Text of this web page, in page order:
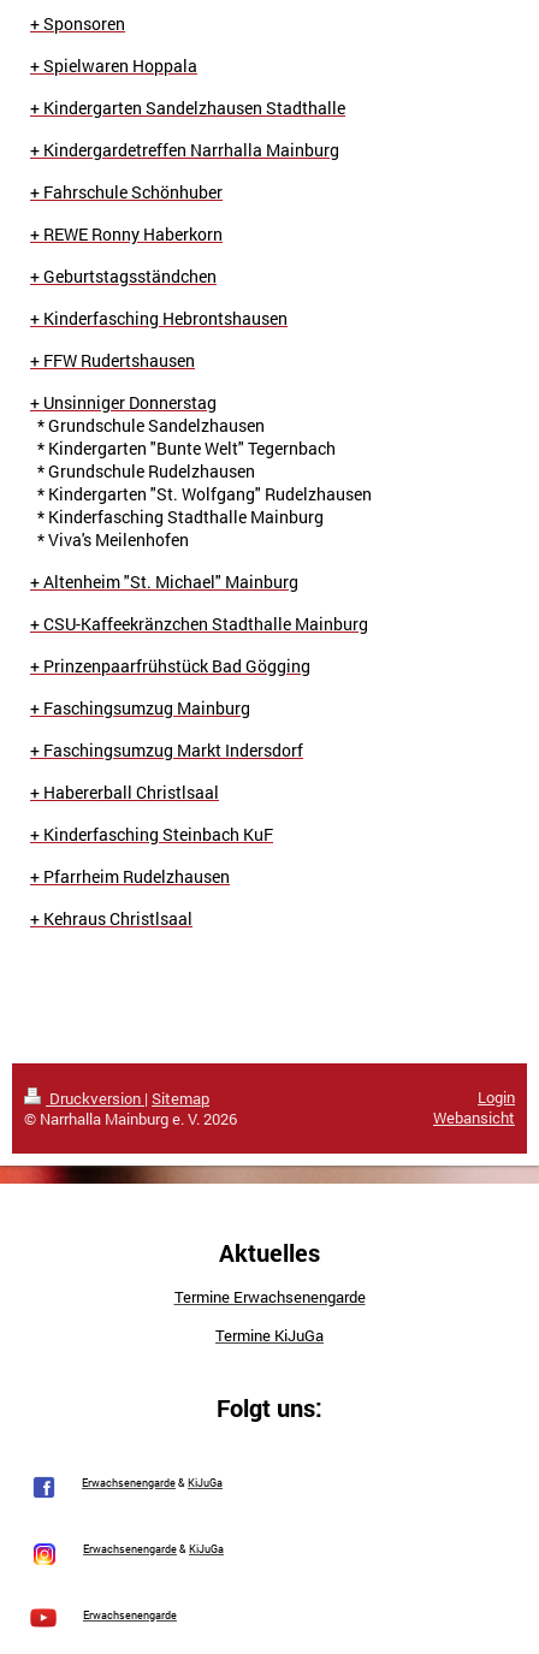
+ Sponsoren
+Spielwaren Hoppala
+ Kindergarten Sandelzhausen Stadthalle
+ Kindergardetreffen Narrhalla Mainburg
+ Fahrschule Schönhuber
+ REWE Ronny Haberkorn
+ Geburtstagsständchen
+ Kinderfasching Hebrontshausen
+ FFW Rudertshausen
+ Unsinniger Donnerstag
* Grundschule Sandelzhausen
* Kindergarten "Bunte Welt" Tegernbach
* Grundschule Rudelzhausen
* Kindergarten "St. Wolfgang" Rudelzhausen
* Kinderfasching Stadthalle Mainburg
* Viva's Meilenhofen
+ Altenheim "St. Michael" Mainburg
+ CSU-Kaffeekränzchen Stadthalle Mainburg
+ Prinzenpaarfrühstück Bad Gögging
+ Faschingsumzug Mainburg
+ Faschingsumzug Markt Indersdorf
+ Habererball Christlsaal
+ Kinderfasching Steinbach KuF
+ Pfarrheim Rudelzhausen
+ Kehraus Christlsaal
Druckversion | Sitemap
© Narrhalla Mainburg e. V. 2026
Login
Webansicht
Aktuelles
Termine Erwachsenengarde
Termine KiJuGa
Folgt uns:
Erwachsenengarde&KiJuGa
Erwachsenengarde&KiJuGa
Erwachsenengarde